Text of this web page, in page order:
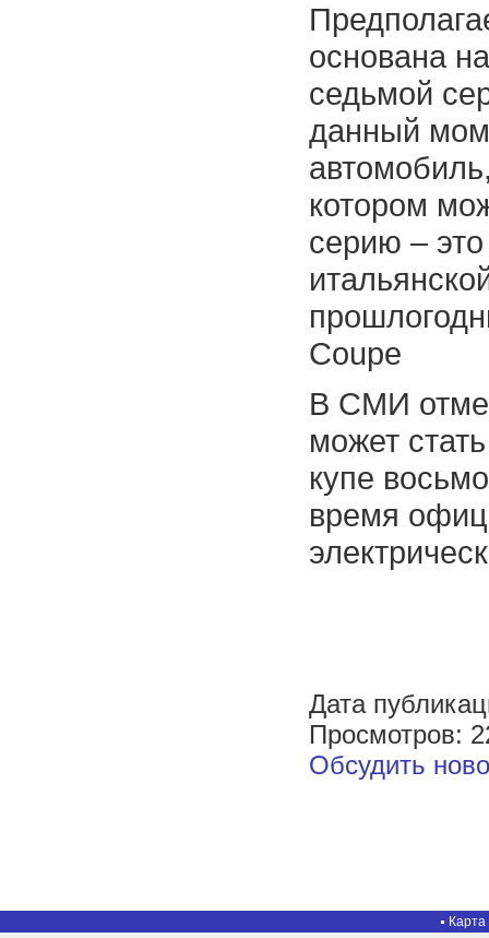
основана
седьмой
данный
котором
серию –
Coupe
В СМИ
может
купе
время
Дата
Просмотров:
Обсудить
Карта